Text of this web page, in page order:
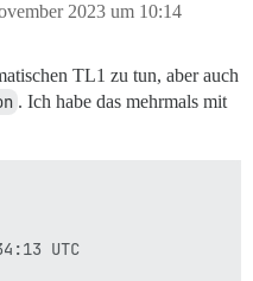
2023 um 10:14
TL1 zu tun, aber auch
. Ich habe das mehrmals mit
UTC